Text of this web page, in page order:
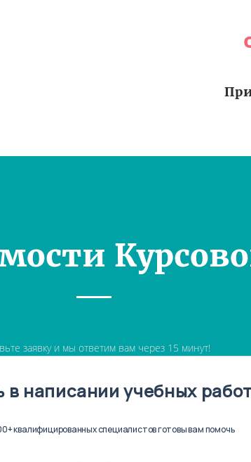
заявку и мы ответим вам через 15 минут!
написании учебных
квалифицированных специалистов готовы вам помочь